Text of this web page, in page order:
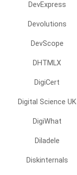
DevExpress
Devolutions
DevScope
DHTMLX
DigiCert
Digital Science UK
DigiWhat
Diladele
Diskinternals